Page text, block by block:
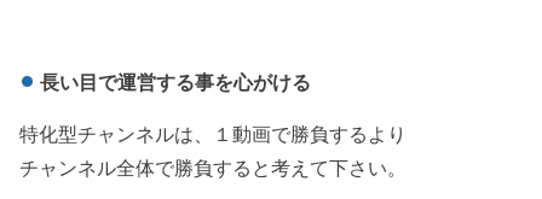
長い目で運営する事を心がける
特化型チャンネルは、１動画で勝負するより
チャンネル全体で勝負すると考えて下さい。